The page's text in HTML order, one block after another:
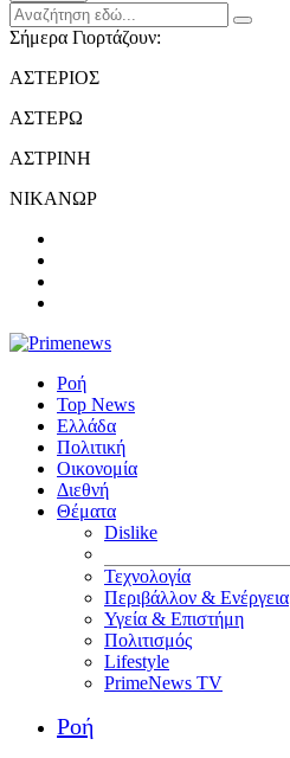
Σήμερα Γιορτάζουν:
ΑΣΤΕΡΙΟΣ
ΑΣΤΕΡΩ
ΑΣΤΡΙΝΗ
ΝΙΚΑΝΩΡ
Ροή
Top News
Ελλάδα
Πολιτική
Οικονομία
Διεθνή
Θέματα
Dislike
Τεχνολογία
Περιβάλλον & Ενέργεια
Υγεία & Επιστήμη
Πολιτισμός
Lifestyle
PrimeNews TV
Ροή